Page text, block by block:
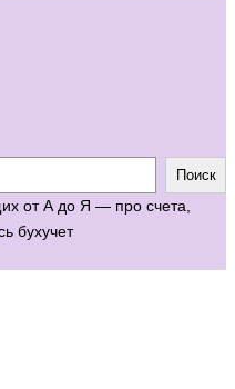
Поиск
от А до Я — про счета,
бухучет